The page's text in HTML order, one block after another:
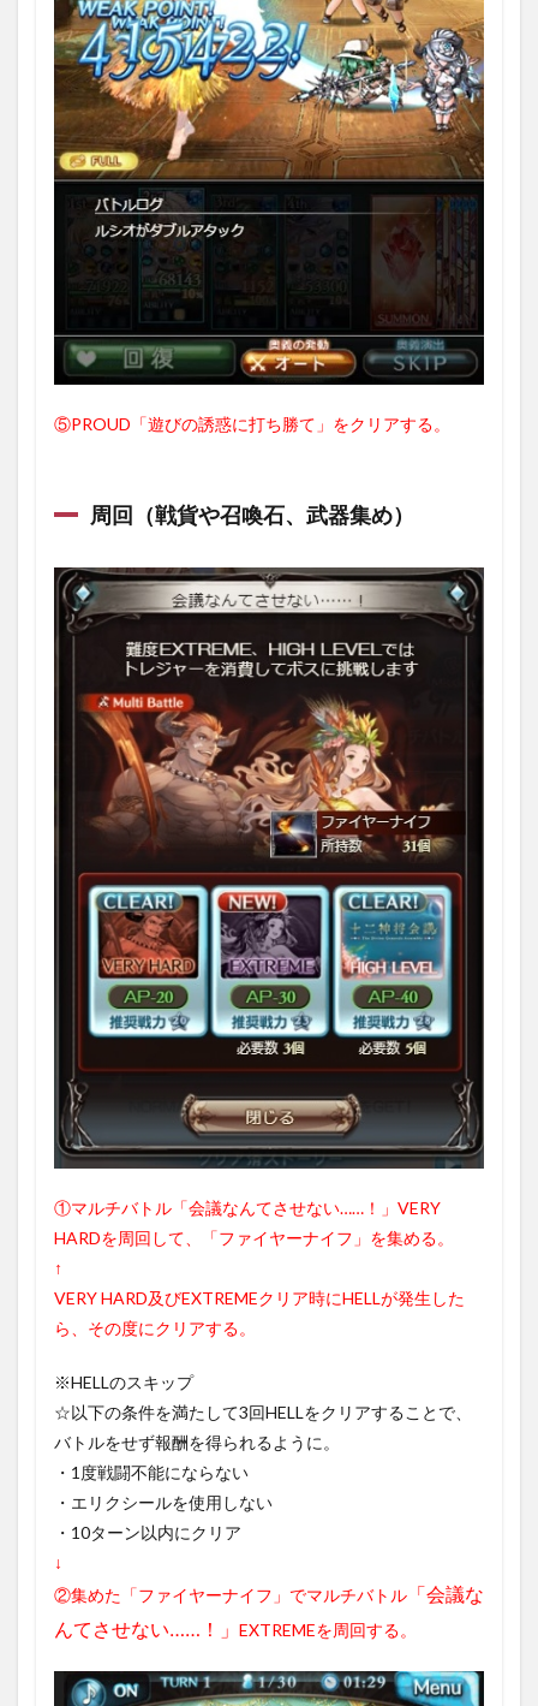
⑤PROUD「遊びの誘惑に打ち勝て」をクリアする。
周回（戦貨や召喚石、武器集め）
①マルチバトル「会議なんてさせない……！」VERY
HARDを周回して、「ファイヤーナイフ」を集める。
↑
VERY HARD及びEXTREMEクリア時にHELLが発生した
ら、その度にクリアする。
※HELLのスキップ
☆以下の条件を満たして3回HELLをクリアすることで、
バトルをせず報酬を得られるように。
・1度戦闘不能にならない
・エリクシールを使用しない
・10ターン以内にクリア
↓
②集めた「ファイヤーナイフ」でマルチバトル 「会議な
んてさせない……！」 EXTREMEを周回する。